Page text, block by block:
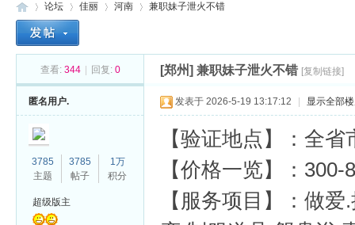
论坛
›
佳丽
›
河南 兼职妹子泄火不错
查看: 344 回复: 0 [郑州]兼职妹子泄火不错 [复制链接]
匿名用户.
3785
主题
3785
帖子
1万
积分
超级版主
发表于 2026-5-19 13:17:12 显示全部
【验证地点】：全省
【价格一览】：300-
【服务项目】：做